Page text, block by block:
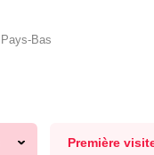
Pays-Bas
Première